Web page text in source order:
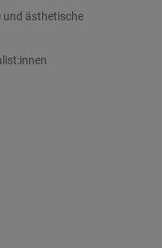
und ästhetische